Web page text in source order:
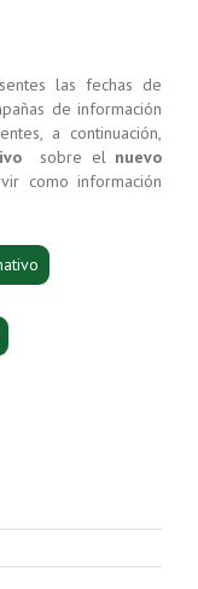
las fechas de
de información
a continuación,
sobre el nuevo
como información